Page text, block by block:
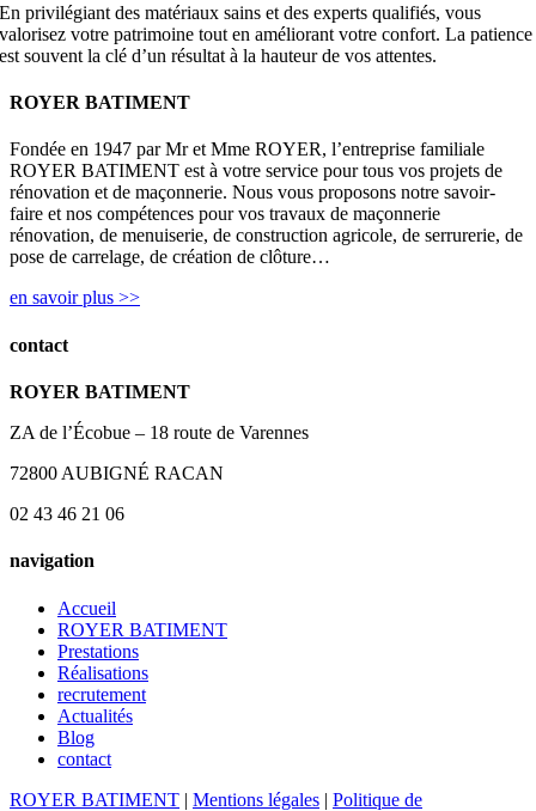
En privilégiant des matériaux sains et des experts qualifiés, vous
valorisez votre patrimoine tout en améliorant votre confort. La patience
est souvent la clé d’un résultat à la hauteur de vos attentes.
ROYER BATIMENT
Fondée en 1947 par Mr et Mme ROYER, l’entreprise familiale
ROYER BATIMENT est à votre service pour tous vos projets de
rénovation et de maçonnerie. Nous vous proposons notre savoir-
faire et nos compétences pour vos travaux de maçonnerie
rénovation, de menuiserie, de construction agricole, de serrurerie, de
pose de carrelage, de création de clôture…
en savoir plus >>
contact
ROYER BATIMENT
ZA de l’Écobue – 18 route de Varennes
72800 AUBIGNÉ RACAN
02 43 46 21 06
navigation
Accueil
ROYER BATIMENT
Prestations
Réalisations
recrutement
Actualités
Blog
contact
ROYER BATIMENT | Mentions légales | Politique de